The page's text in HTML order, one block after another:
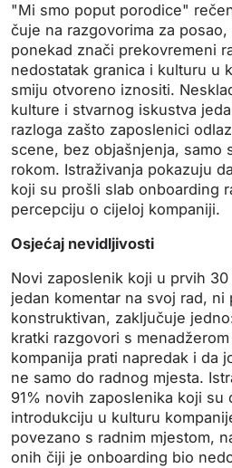
"Mi smo poput porodice"
čuje na razgovorima za
ponekad znači prekovremeni
nedostatak granica i kulturu u
smiju otvoreno iznositi.
kulture i stvarnog iskustva
razloga zašto zaposlenici
scene, bez objašnjenja, samo
rokom. Istraživanja pokazuju
koji su prošli slab onboarding
percepciju o cijeloj kompaniji.
Osjećaj nevidljivosti
Novi zaposlenik koji u prvih
jedan komentar na svoj rad, ni
konstruktivan, zaključuje
kratki razgovori s
kompanija prati napredak i da
ne samo do radnog mjesta.
91% novih zaposlenika koji su
introdukciju u kulturu
povezano s radnim mjestom,
onih čiji je onboarding bio